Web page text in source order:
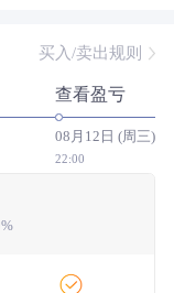
--/--
--/--
621/3837
买入/卖出规则
查看盈亏
08月12日 (周三)
22:00